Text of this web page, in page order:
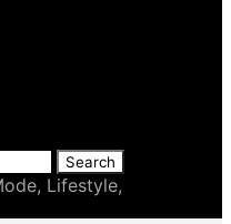
Lifestyle,